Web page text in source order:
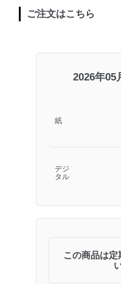
ご注文はこちら
2026年05
紙
デジ
タル
この商品は